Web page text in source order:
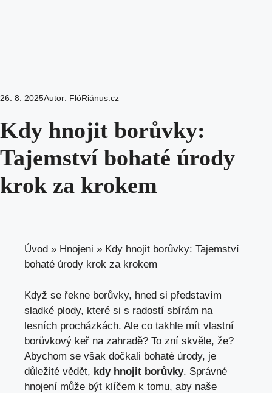
26. 8. 2025Autor: FlóRiánus.cz
Kdy hnojit borůvky:
Tajemství bohaté úrody
krok za krokem
Úvod » Hnojeni » Kdy hnojit borůvky: Tajemství
bohaté úrody krok za krokem
Když se řekne borůvky, hned si představím
sladké plody, které si s radostí sbírám na
lesních procházkách. Ale co takhle mít vlastní
borůvkový keř na zahradě? To zní skvěle, že?
Abychom se však dočkali bohaté úrody, je
důležité vědět, kdy hnojit borůvky. Správné
hnojení může být klíčem k tomu, aby naše